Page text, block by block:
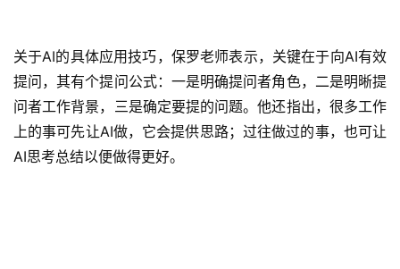
关于AI的具体应用技巧，保罗老师表示，关键在于向AI有效
提问，其有个提问公式：一是明确提问者角色，二是明晰提
问者工作背景，三是确定要提的问题。他还指出，很多工作
上的事可先让AI做，它会提供思路；过往做过的事，也可让
AI思考总结以便做得更好。